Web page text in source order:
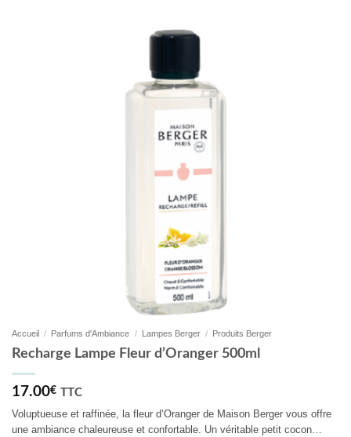
Accueil / Parfums d'Ambiance / Lampes Berger / Produits Berger
Recharge Lampe Fleur d’Oranger 500ml
17.00€ TTC
Voluptueuse et raffinée, la fleur d’Oranger de Maison Berger vous offre
une ambiance chaleureuse et confortable. Un véritable petit cocon…